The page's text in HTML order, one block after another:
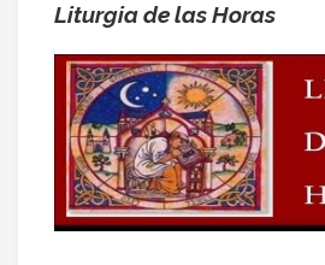
Liturgia de las Horas